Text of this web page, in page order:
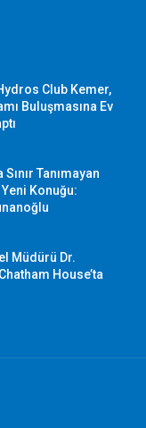
Club Kemer,
Buluşmasına Ev
Sınır Tanımayan
Yeni Konuğu:
Müdürü Dr.
House’ta